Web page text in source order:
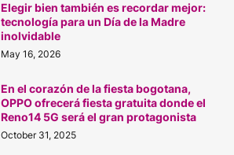
Elegir bien también es recordar mejor:
tecnología para un Día de la Madre
inolvidable
May 16, 2026
En el corazón de la fiesta bogotana,
OPPO ofrecerá fiesta gratuita donde el
Reno14 5G será el gran protagonista
October 31, 2025